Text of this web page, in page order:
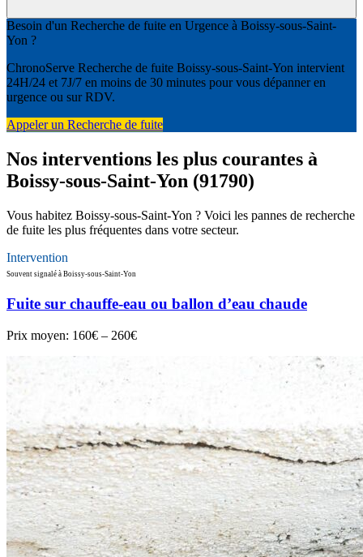
Besoin d'un Recherche de fuite en Urgence à Boissy-sous-Saint-
Yon ?
ChronoServe Recherche de fuite Boissy-sous-Saint-Yon intervient
24H/24 et 7J/7 en moins de 30 minutes pour vous dépanner en
urgence ou sur RDV.
Appeler un Recherche de fuite
Nos interventions les plus courantes à
Boissy-sous-Saint-Yon (91790)
Vous habitez Boissy-sous-Saint-Yon ? Voici les pannes de recherche
de fuite les plus fréquentes dans votre secteur.
Intervention
Souvent signalé à Boissy-sous-Saint-Yon
Fuite sur chauffe-eau ou ballon d’eau chaude
Prix moyen: 160€ – 260€